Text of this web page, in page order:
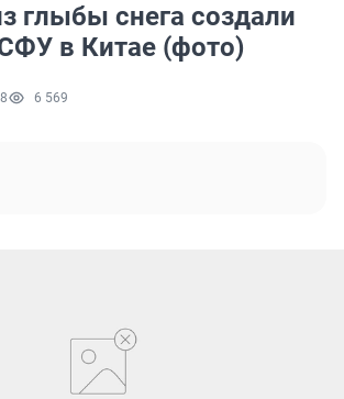
глыбы снега создали
в Китае (фото)
6 569